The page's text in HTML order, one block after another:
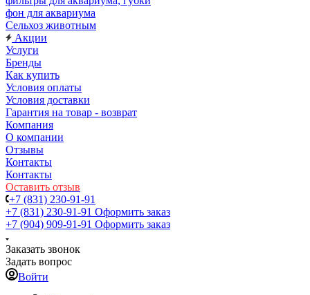
фон для аквариума
Сельхоз животным
Акции
Услуги
Бренды
Как купить
Условия оплаты
Условия доставки
Гарантия на товар - возврат
Компания
О компании
Отзывы
Контакты
Контакты
Оставить отзыв
+7 (831) 230-91-91
+7 (831) 230-91-91 Оформить заказ
+7 (904) 909-91-91 Оформить заказ
Заказать звонок
Задать вопрос
Войти